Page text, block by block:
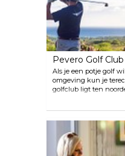
Pevero Golf Club
Als je een potje golf
omgeving kun je
golfclub ligt ten
beschouwd als één